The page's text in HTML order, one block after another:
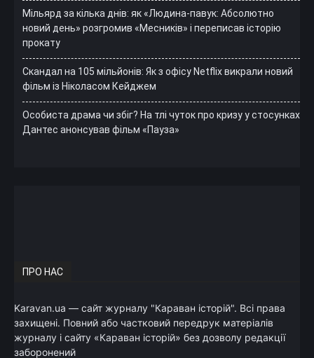
Мільярд за кілька днів: як «Людина-павук: Абсолютно
новий день» розгромив «Месників» і переписав історію
прокату
Скандал на 105 мільйонів: Як з офісу Netflix викрали новий
фільм із Ніколасом Кейджем
Особиста драма чи збіг? На тлі чуток про кризу у стосунках
Дантес анонсував фільм «Пауза»
ПРО НАС
Karavan.ua — сайт журналу "Караван історій". Всі права
захищені. Повний або частковий передрук матеріалів
журналу і сайту «Караван історій» без дозволу редакції
заборонений